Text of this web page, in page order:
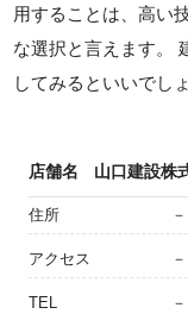
用することは、高い
な選択と言えます。
してみるといいでしょ
店舗名 山口建設株
住所 －
アクセス －
TEL －